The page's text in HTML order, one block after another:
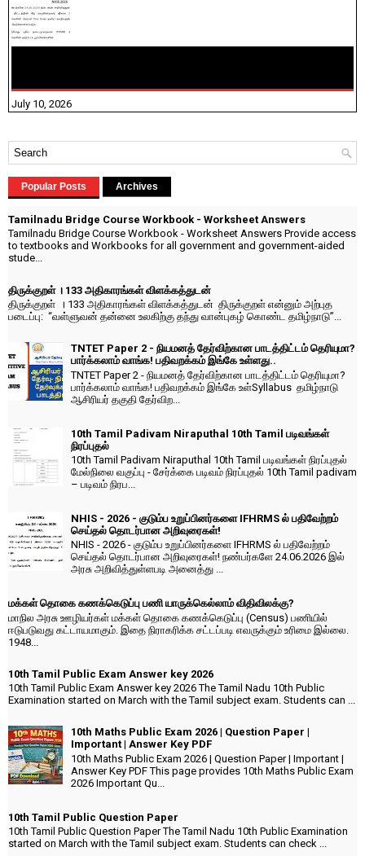
July 10, 2026
Popular Posts Archives
Tamilnadu Bridge Course Workbook - Worksheet Answers
Tamilnadu Bridge Course Workbook - Worksheet Answers Provide access
to textbooks and Workbooks for all government and government-aided
stude...
திருக்குறள் । 133 அதிகாரங்கள் விளக்கத்துடன்
திருக்குறள் । 133 அதிகாரங்கள் விளக்கத்துடன் திருக்குறள் என்னும் அற்புத
படைப்பு: “வள்ளுவன் தன்னை உலகிற்கு தந்து வான்புகழ் கொண்ட தமிழ்நாடு”...
TNTET Paper 2 - நியமனத் தேர்விற்கான பாடத்திட்டம் தெரியுமா?
பார்க்கலாம் வாங்க! பதிவறக்கம் இங்கே உள்ளது..
TNTET Paper 2 - நியமனத் தேர்விற்கான பாடத்திட்டம் தெரியுமா?
பார்க்கலாம் வாங்க! பதிவறக்கம் இங்கே உள்Syllabus தமிழ்நாடு
ஆசிரியர் தகுதி தேர்விற...
10th Tamil Padivam Niraputhal 10th Tamil படிவங்கள்
நிரப்புதல்
10th Tamil Padivam Niraputhal 10th Tamil படிவங்கள் நிரப்புதல்
மேல்நிலை வகுப்பு - சேர்க்கை படிவம் நிரப்புதல் 10th Tamil padivam
– படிவம் நிரப...
NHIS - 2026 - குடும்ப உறுப்பினர்களை IFHRMS ல் பதிவேற்றம்
செய்தல் தொடர்பான அறிவுரைகள்!
NHIS - 2026 - குடும்ப உறுப்பினர்களை IFHRMS ல் பதிவேற்றம்
செய்தல் தொடர்பான அறிவுரைகள்! நண்பர்களே 24.06.2026 இல்
அரசு அறிவித்துள்ளபடி அனைத்து ...
மக்கள் தொகை கணக்கெடுப்பு பணி யாருக்கெல்லாம் விதிவிலக்கு?
மாநில அரசு ஊழியர்கள் மக்கள் தொகை கணக்கெடுப்பு (Census) பணியில்
ஈடுபடுவது கட்டாயமாகும். இதை நிராகரிக்க சட்டப்படி எவருக்கும் உரிமை இல்லை.
1948...
10th Tamil Public Exam Answer key 2026
10th Tamil Public Exam Answer key 2026 The Tamil Nadu 10th Public
Examination started on March with the Tamil subject exam. Students can ...
10th Maths Public Exam 2026 | Question Paper |
Important | Answer Key PDF
10th Maths Public Exam 2026 | Question Paper | Important |
Answer Key PDF This page provides 10th Maths Public Exam
2026 Important Qu...
10th Tamil Public Question Paper
10th Tamil Public Question Paper The Tamil Nadu 10th Public Examination
started on March with the Tamil subject exam. Students can check ...